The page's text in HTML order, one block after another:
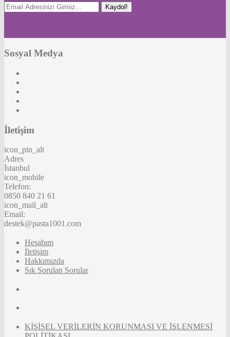
Kaydol!
Sosyal Medya
İletişim
icon_pin_alt
Adres
İstanbul
icon_mobile
Telefon:
0850 840 21 61
icon_mail_alt
Email:
destek@pasta1001.com
Hesabım
İletişim
Hakkımızda
Sık Sorulan Sorular
KİŞİSEL VERİLERİN KORUNMASI VE İŞLENMESİ